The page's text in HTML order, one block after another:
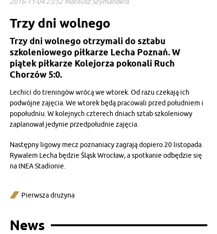
Trzy dni wolnego
Trzy dni wolnego otrzymali do sztabu
szkoleniowego piłkarze Lecha Poznań. W
piątek piłkarze Kolejorza pokonali Ruch
Chorzów 5:0.
Lechici do treningów wrócą we wtorek. Od razu czekają ich
podwójne zajęcia. We wtorek będą pracowali przed południem i
popołudniu. W kolejnych czterech dniach sztab szkoleniowy
zaplanował jedynie przedpołudnie zajęcia.
Następny ligowy mecz poznaniacy zagrają dopiero 20 listopada.
Rywalem Lecha będzie Śląsk Wrocław, a spotkanie odbędzie się
na INEA Stadionie.
Pierwsza drużyna
News